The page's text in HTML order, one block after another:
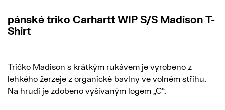
pánské triko Carhartt WIP S/S Madison T-
Shirt
Tričko Madison s krátkým rukávem je vyrobeno z
lehkého žerzeje z organické bavlny ve volném střihu.
Na hrudi je zdobeno vyšívaným logem „C“.